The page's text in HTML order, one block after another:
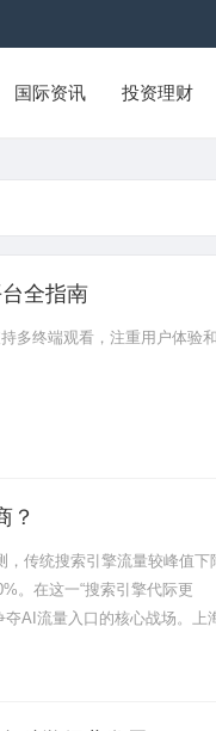
国际资讯 投资理财
全指南
多终端观看，注重用户体验
？
，传统搜索引擎流量较峰值下
。在这一“搜索引擎代际更
夺AI流量入口的核心战场。上